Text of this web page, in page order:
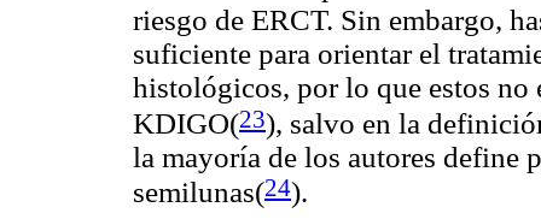
riesgo de ERCT. Sin embargo,
suficiente para orientar el
histológicos, por lo que estos
KDIGO(23), salvo en la
la mayoría de los autores define
semilunas(24).